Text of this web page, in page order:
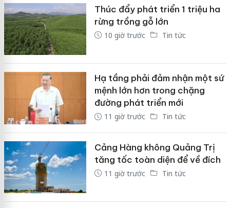
Thúc đẩy phát triển 1 triệu ha
rừng trồng gỗ lớn
10 giờ trước Tin tức
Hạ tầng phải đảm nhận một sứ
mệnh lớn hơn trong chặng
đường phát triển mới
11 giờ trước Tin tức
Cảng Hàng không Quảng Trị
tăng tốc toàn diện để về đích
11 giờ trước Tin tức